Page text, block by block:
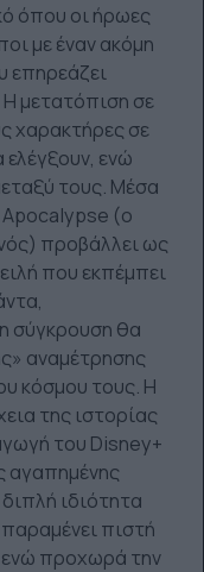
όπου οι ήρωες
με έναν ακόμη
επηρεάζει
μετατόπιση σε
χαρακτήρες σε
ενώ
τους. Μέσα
Apocalypse (ο
προβάλλει ως
που εκπέμπει
σύγκρουση θα
αναμέτρησης
κόσμου τους. Η
της ιστορίας
του Disney+
αγαπημένης
ιδιότητα
πιστή
ενώ προχωρά την